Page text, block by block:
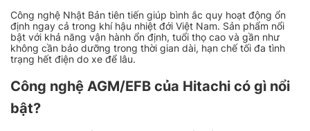
Công nghệ Nhật Bản tiên tiến giúp bình ắc quy hoạt động ổn
định ngay cả trong khí hậu nhiệt đới Việt Nam. Sản phẩm nổi
bật với khả năng vận hành ổn định, tuổi thọ cao và gần như
không cần bảo dưỡng trong thời gian dài, hạn chế tối đa tình
trạng hết điện do xe để lâu.
Công nghệ AGM/EFB của Hitachi có gì nổi
bật?